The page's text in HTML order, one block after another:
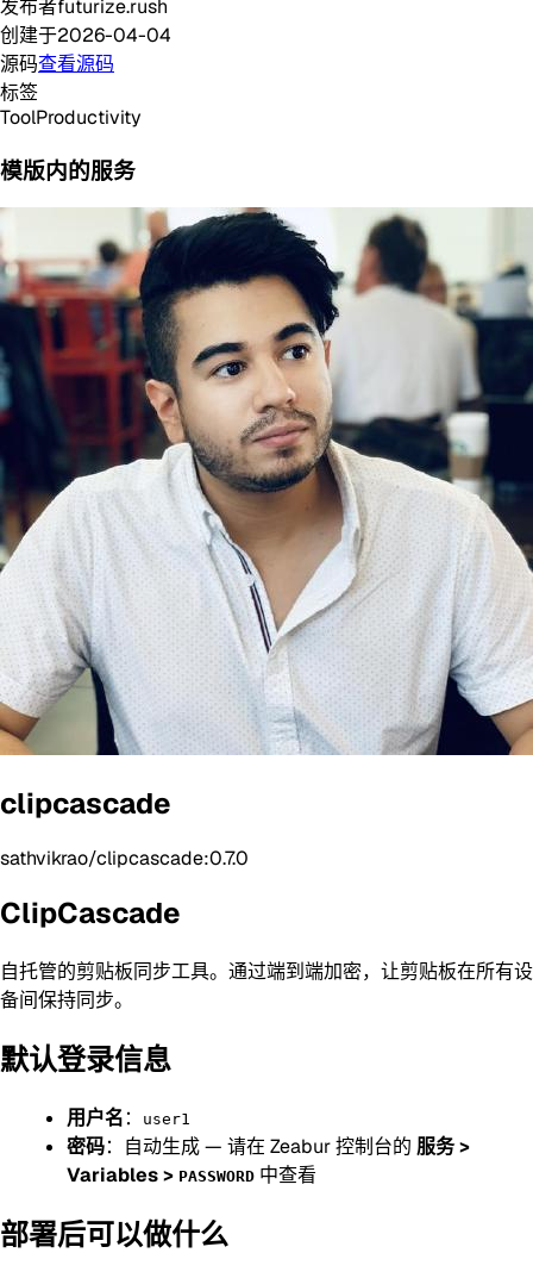
发布者futurize.rush
创建于2026-04-04
源码查看源码
标签
ToolProductivity
模版内的服务
clipcascade
sathvikrao/clipcascade:0.7.0
ClipCascade
自托管的剪贴板同步工具。通过端到端加密，让剪贴板在所有设
备间保持同步。
默认登录信息
用户名： user1
密码：自动生成 — 请在 Zeabur 控制台的 服务 >
Variables > PASSWORD 中查看
部署后可以做什么